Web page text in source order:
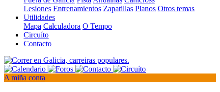
Lesiones Entrenamientos Zapatillas Planos Otros temas
Utilidades
Mapa Calculadora O Tempo
Circuíto
Contacto
A miña conta